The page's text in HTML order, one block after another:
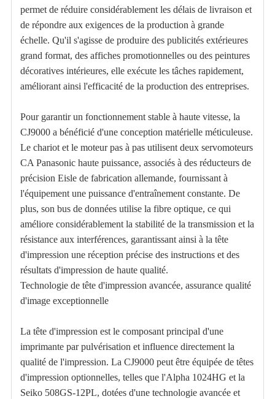
permet de réduire considérablement les délais de livraison et
de répondre aux exigences de la production à grande
échelle. Qu'il s'agisse de produire des publicités extérieures
grand format, des affiches promotionnelles ou des peintures
décoratives intérieures, elle exécute les tâches rapidement,
améliorant ainsi l'efficacité de la production des entreprises.
Pour garantir un fonctionnement stable à haute vitesse, la
CJ9000 a bénéficié d'une conception matérielle méticuleuse.
Le chariot et le moteur pas à pas utilisent deux servomoteurs
CA Panasonic haute puissance, associés à des réducteurs de
précision Eisle de fabrication allemande, fournissant à
l'équipement une puissance d'entraînement constante. De
plus, son bus de données utilise la fibre optique, ce qui
améliore considérablement la stabilité de la transmission et la
résistance aux interférences, garantissant ainsi à la tête
d'impression une réception précise des instructions et des
résultats d'impression de haute qualité.
Technologie de tête d'impression avancée, assurance qualité
d'image exceptionnelle
La tête d'impression est le composant principal d'une
imprimante par pulvérisation et influence directement la
qualité de l'impression. La CJ9000 peut être équipée de têtes
d'impression optionnelles, telles que l'Alpha 1024HG et la
Seiko 508GS-12PL, dotées d'une technologie avancée et